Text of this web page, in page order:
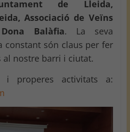
de Lleida,
Associació de Veïns
Balàfia. La seva
constant són claus per fer
al nostre barri i ciutat.
i properes activitats a: